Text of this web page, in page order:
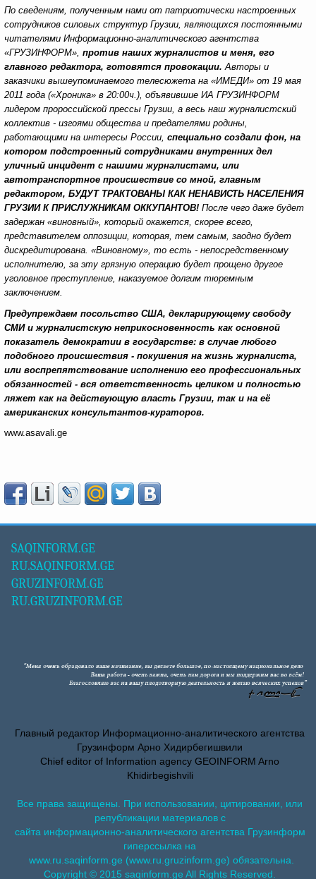
По сведениям, полученным нами от патриотически настроенных
сотрудников силовых структур Грузии, являющихся постоянными
читателями Информационно-аналитического агентства
«ГРУЗИНФОРМ», против наших журналистов и меня, его
главного редактора, готовятся провокации.Авторы и
заказчики вышеупоминаемого телесюжета на «ИМЕДИ» от 19 мая
2011 года («Хроника» в 20:00ч.), объявившие ИА ГРУЗИНФОРМ
лидером пророссийской прессы Грузии, а весь наш журналистский
коллектив - изгоями общества и предателями родины,
работающими на интересы России, специально создали фон, на
котором подстроенный сотрудниками внутренних дел
уличный инцидент с нашими журналистами, или
автотранспортное происшествие со мной, главным
редактором, БУДУТ ТРАКТОВАНЫ КАК НЕНАВИСТЬ НАСЕЛЕНИЯ
ГРУЗИИ К ПРИСЛУЖНИКАМ ОККУПАНТОВ! После чего даже будет
задержан «виновный», который окажется, скорее всего,
представителем оппозиции, которая, тем самым, заодно будет
дискредитирована. «Виновному», то есть - непосредственному
исполнителю, за эту грязную операцию будет прощено другое
уголовное преступление, наказуемое долгим тюремным
заключением.
Предупреждаем посольство США, декларирующему свободу
СМИ и журналистскую неприкосновенность как основной
показатель демократии в государстве: в случае любого
подобного происшествия - покушения на жизнь журналиста,
или воспрепятствование исполнению его профессиональных
обязанностей - вся ответственность целиком и полностью
ляжет как на действующую власть Грузии, так и на её
американских консультантов-кураторов.
www.asavali.ge
SAQINFORM.GE
RU.SAQINFORM.GE
GRUZINFORM.GE
RU.GRUZINFORM.GE
Главный редактор Информационно-аналитического агентства
Грузинформ Арно Хидирбегишвили
Chief editor of Information agency GEOINFORM Arno
Khidirbegishvili
Все права защищены. При использовании, цитировании, или
републикации материалов с
сайта информационно-аналитического агентства Грузинформ
гиперссылка на
www.ru.saqinform.ge (www.ru.gruzinform.ge) обязательна.
Copyright © 2015 saqinform.ge All Rights Reserved.